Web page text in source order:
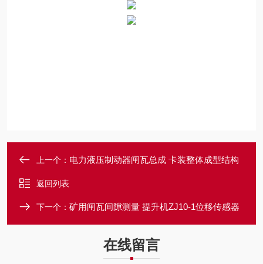
上一个： 电力液压制动器闸瓦总成 卡装整体成型结构
返回列表
下一个： 矿用闸瓦间隙测量 提升机ZJ10-1位移传感器
在线留言